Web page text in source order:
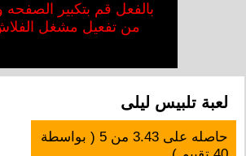
بالفعل قم بتكبير الصفحه
من تفعيل مشغل
لعبة تلبيس ليلى
حاصله على3.43 من5 ( بواسطة